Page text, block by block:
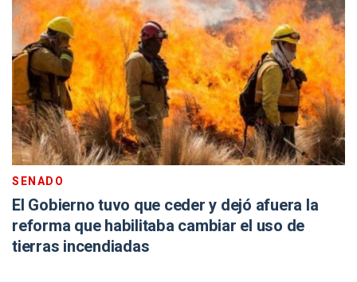
SENADO
El Gobierno tuvo que ceder y dejó afuera la
reforma que habilitaba cambiar el uso de
tierras incendiadas